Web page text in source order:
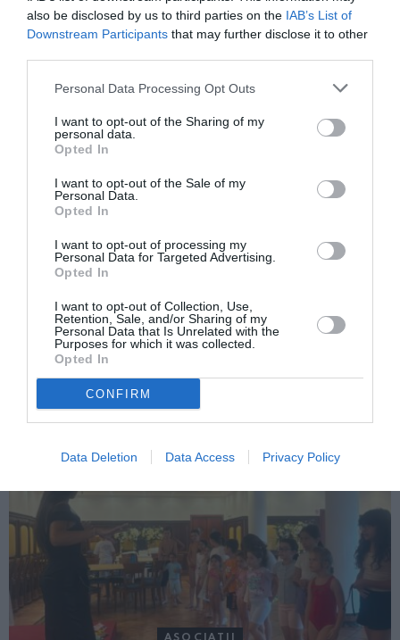
also be disclosed by us to third parties on the IAB’s List of
Downstream Participants that may further disclose it to other
Personal Data Processing Opt Outs
I want to opt-out of the Sharing of my
personal data.
Opted In
I want to opt-out of the Sale of my
Personal Data.
Opted In
I want to opt-out of processing my
Personal Data for Targeted Advertising.
Opted In
I want to opt-out of Collection, Use,
Retention, Sale, and/or Sharing of my
Personal Data that Is Unrelated with the
Purposes for which it was collected.
Opted In
CONFIRM
Data Deletion Data Access Privacy Policy
Consulatului României la Bari
AȚI PUTEA DORI DE
ITALIA
Concursul Miss Badante 2026: informații
despre înscrieri și participare
ASOCIAŢII